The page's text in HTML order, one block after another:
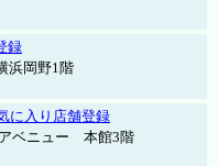
録
浜岡野1階
に入り店舗登録
ベニュー 本館3階